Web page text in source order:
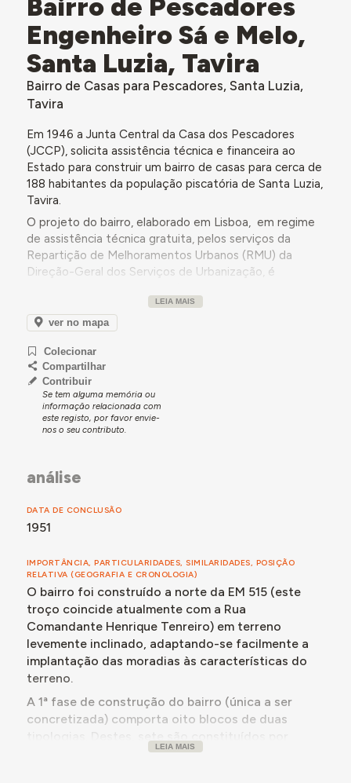
Bairro de Pescadores
Engenheiro Sá e Melo,
Santa Luzia, Tavira
Bairro de Casas para Pescadores, Santa Luzia,
Tavira
Em 1946 a Junta Central da Casa dos Pescadores
(JCCP), solicita assistência técnica e financeira ao
Estado para construir um bairro de casas para cerca de
188 habitantes da população piscatória de Santa Luzia,
Tavira.
O projeto do bairro, elaborado em Lisboa, em regime
de assistência técnica gratuita, pelos serviços da
Repartição de Melhoramentos Urbanos (RMU) da
Direção-Geral dos Serviços de Urbanização, é
distintas) e é dotado de duas pracetas, uma Casa dos
Pescadores e um parque infantil.
Em 1948, a JCCP autoriza a Casa dos Pescadores de
Tavira, presidida pelo capitão de fragata José Emílio
Henriques de Brito, a adquirir a Z. F. Guerreiro e à
esposa, uma parcela de 20.510 m
propriedade "Quinta do Pinheiro" ou "Pinheirinho" pelo
preço de 164.000$80 escudos, cujo pagamento será
Deste projeto apenas foi construída a 1ª fase (30
moradias), uma das pracetas e a Casa dos Pescadores.
LEIA MAIS
ver no mapa
Colecionar
Compartilhar
Contribuir
Se tem alguma memória ou
informação relacionada com
este registo, por favor envie-
nos o seu contributo.
análise
DATA DE CONCLUSÃO
1951
IMPORTÂNCIA, PARTICULARIDADES, SIMILARIDADES, POSIÇÃO
RELATIVA (GEOGRAFIA E CRONOLOGIA)
O bairro foi construído a norte da EM 515 (este
troço coincide atualmente com a Rua
Comandante Henrique Tenreiro) em terreno
levemente inclinado, adaptando-se facilmente a
implantação das moradias às características do
terreno.
A 1ª fase de construção do bairro (única a ser
concretizada) comporta oito blocos de duas
quatro moradias/cada e um de duas moradias
LEIA MAIS